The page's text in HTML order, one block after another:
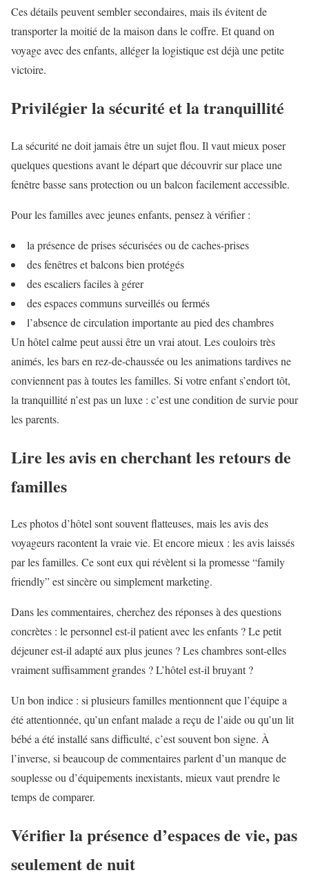
Ces détails peuvent sembler secondaires, mais ils évitent de
transporter la moitié de la maison dans le coffre. Et quand on
voyage avec des enfants, alléger la logistique est déjà une petite
victoire.
Privilégier la sécurité et la tranquillité
La sécurité ne doit jamais être un sujet flou. Il vaut mieux poser
quelques questions avant le départ que découvrir sur place une
fenêtre basse sans protection ou un balcon facilement accessible.
Pour les familles avec jeunes enfants, pensez à vérifier :
la présence de prises sécurisées ou de caches-prises
des fenêtres et balcons bien protégés
des escaliers faciles à gérer
des espaces communs surveillés ou fermés
l’absence de circulation importante au pied des chambres
Un hôtel calme peut aussi être un vrai atout. Les couloirs très
animés, les bars en rez-de-chaussée ou les animations tardives ne
conviennent pas à toutes les familles. Si votre enfant s’endort tôt,
la tranquillité n’est pas un luxe : c’est une condition de survie pour
les parents.
Lire les avis en cherchant les retours de
familles
Les photos d’hôtel sont souvent flatteuses, mais les avis des
voyageurs racontent la vraie vie. Et encore mieux : les avis laissés
par les familles. Ce sont eux qui révèlent si la promesse “family
friendly” est sincère ou simplement marketing.
Dans les commentaires, cherchez des réponses à des questions
concrètes : le personnel est-il patient avec les enfants ? Le petit
déjeuner est-il adapté aux plus jeunes ? Les chambres sont-elles
vraiment suffisamment grandes ? L’hôtel est-il bruyant ?
Un bon indice : si plusieurs familles mentionnent que l’équipe a
été attentionnée, qu’un enfant malade a reçu de l’aide ou qu’un lit
bébé a été installé sans difficulté, c’est souvent bon signe. À
l’inverse, si beaucoup de commentaires parlent d’un manque de
souplesse ou d’équipements inexistants, mieux vaut prendre le
temps de comparer.
Vérifier la présence d’espaces de vie, pas
seulement de nuit